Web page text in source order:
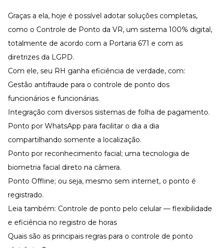
Graças a ela, hoje é possível adotar soluções completas,
como o Controle de Ponto da VR, um sistema 100% digital,
totalmente de acordo com a Portaria 671 e com as
diretrizes da LGPD.
Com ele, seu RH ganha eficiência de verdade, com:
Gestão antifraude para o controle de ponto dos
funcionários e funcionárias.
Integração com diversos sistemas de folha de pagamento.
Ponto por WhatsApp para facilitar o dia a dia
compartilhando somente a localização.
Ponto por reconhecimento facial; uma tecnologia de
biometria facial direto na câmera.
Ponto Offline; ou seja, mesmo sem internet, o ponto é
registrado.
Leia também: Controle de ponto pelo celular — flexibilidade
e eficiência no registro de horas
Quais são as principais regras para o controle de ponto